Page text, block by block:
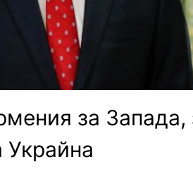
за Запада,
Украйна